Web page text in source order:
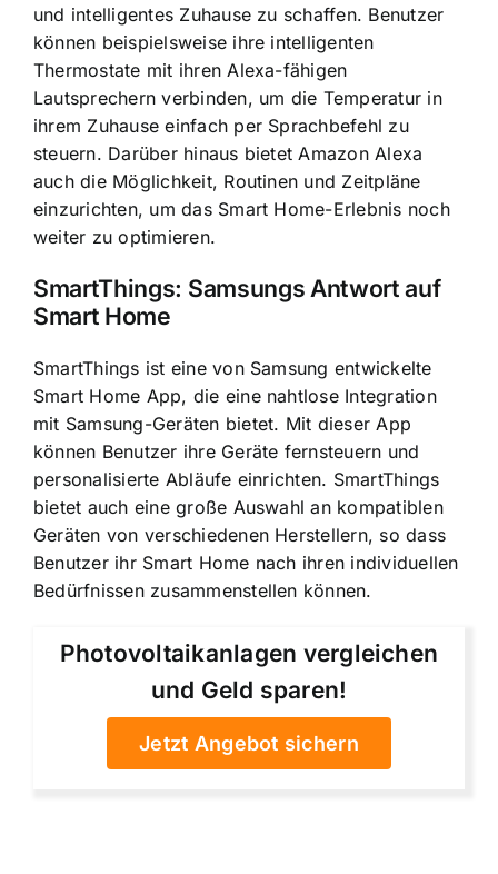
und intelligentes Zuhause zu schaffen. Benutzer
können beispielsweise ihre intelligenten
Thermostate mit ihren Alexa-fähigen
Lautsprechern verbinden, um die Temperatur in
ihrem Zuhause einfach per Sprachbefehl zu
steuern. Darüber hinaus bietet Amazon Alexa
auch die Möglichkeit, Routinen und Zeitpläne
einzurichten, um das Smart Home-Erlebnis noch
weiter zu optimieren.
SmartThings: Samsungs Antwort auf
Smart Home
SmartThings ist eine von Samsung entwickelte
Smart Home App, die eine nahtlose Integration
mit Samsung-Geräten bietet. Mit dieser App
können Benutzer ihre Geräte fernsteuern und
personalisierte Abläufe einrichten. SmartThings
bietet auch eine große Auswahl an kompatiblen
Geräten von verschiedenen Herstellern, so dass
Benutzer ihr Smart Home nach ihren individuellen
Bedürfnissen zusammenstellen können.
Photovoltaikanlagen vergleichen
und Geld sparen!
Jetzt Angebot sichern